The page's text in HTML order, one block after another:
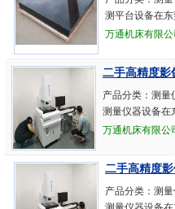
测平台设备在东
万通机床有限公
二手高精度影
产品分类：测量
测量仪器设备在
万通机床有限公
二手高精度
产品分类：测